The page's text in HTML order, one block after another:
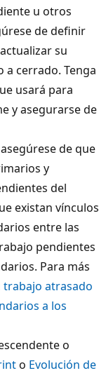
u otros
de definir
su
a cerrado. Tenga
usará para
y asegurarse de
de que
y
del
existan vínculos
entre las
pendientes
Para más
trabajo atrasado
a los
o
o Evolución de